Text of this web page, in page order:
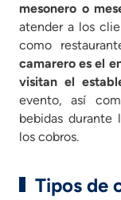
mesonero o
atender a los
como
camarero es el
visitan el
evento, así
bebidas
los cobros.
Tipos de